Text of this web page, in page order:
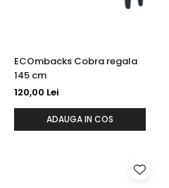
ECOmbacks Cobra regala
145 cm
120,00 Lei
ADAUGA IN COS